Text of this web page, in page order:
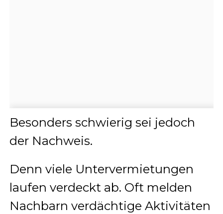
Besonders schwierig sei jedoch
der Nachweis.
Denn viele Untervermietungen
laufen verdeckt ab. Oft melden
Nachbarn verdächtige Aktivitäten